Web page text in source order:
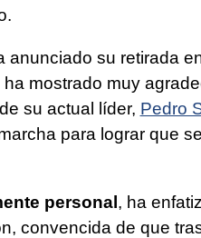
anunciado su retirada
mostrado muy
su actual líder, Pedro
para lograr que
personal, ha
convencida de que